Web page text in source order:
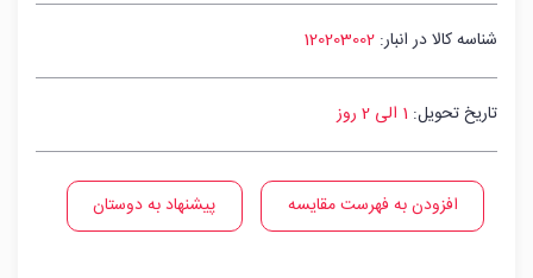
شناسه کالا در انبار: 120203002
تاریخ تحویل: 1 الی 2 روز
افزودن به فهرست مقایسه پیشنهاد به دوستان